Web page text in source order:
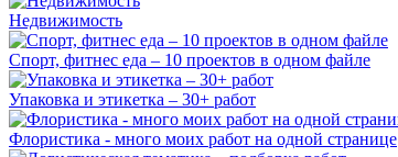
Недвижимость
Спорт, фитнес еда – 10 проектов в одном файле
Упаковка и этикетка – 30+ работ
Флористика - много моих работ на одной странице